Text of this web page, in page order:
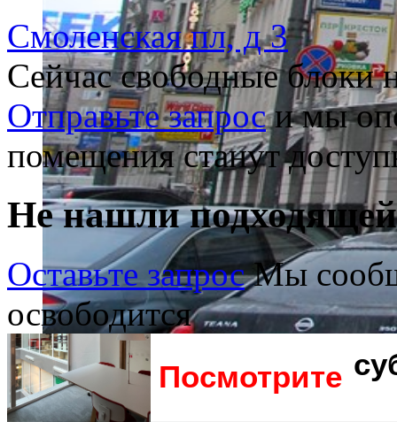
Смоленская пл, д 3
Сейчас свободные блоки
Отправьте запроси мы
помещения станут
Не нашли
Оставьте запрос Мы
освободится
Посмотрите